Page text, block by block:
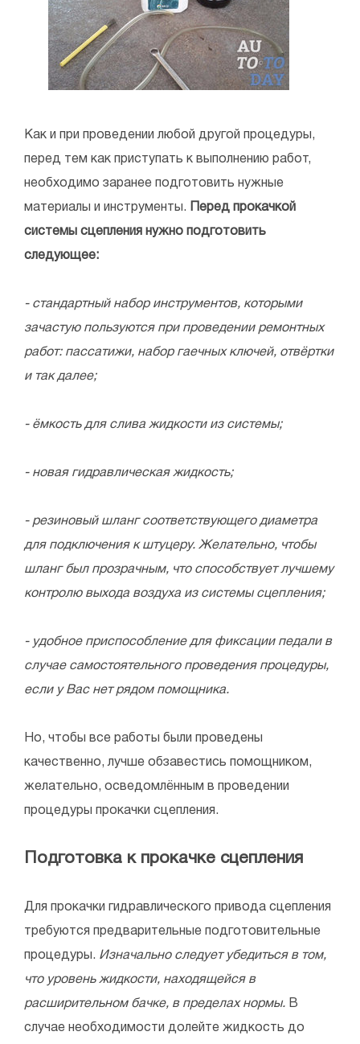
Как и при проведении любой другой процедуры,
перед тем как приступать к выполнению работ,
необходимо заранее подготовить нужные
материалы и инструменты. Перед прокачкой
системы сцепления нужно подготовить
следующее:
- стандартный набор инструментов, которыми
зачастую пользуются при проведении ремонтных
работ: пассатижи, набор гаечных ключей, отвёртки
и так далее;
- ёмкость для слива жидкости из системы;
- новая гидравлическая жидкость;
- резиновый шланг соответствующего диаметра
для подключения к штуцеру. Желательно, чтобы
шланг был прозрачным, что способствует лучшему
контролю выхода воздуха из системы сцепления;
- удобное приспособление для фиксации педали в
случае самостоятельного проведения процедуры,
если у Вас нет рядом помощника.
Но, чтобы все работы были проведены
качественно, лучше обзавестись помощником,
желательно, осведомлённым в проведении
процедуры прокачки сцепления.
Подготовка к прокачке сцепления
Для прокачки гидравлического привода сцепления
требуются предварительные подготовительные
процедуры. Изначально следует убедиться в том,
что уровень жидкости, находящейся в
расширительном бачке, в пределах нормы. В
случае необходимости долейте жидкость до